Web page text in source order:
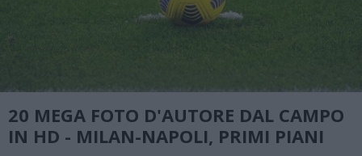
20 MEGA FOTO D'AUTORE DAL CAMPO
IN HD - MILAN-NAPOLI, PRIMI PIANI